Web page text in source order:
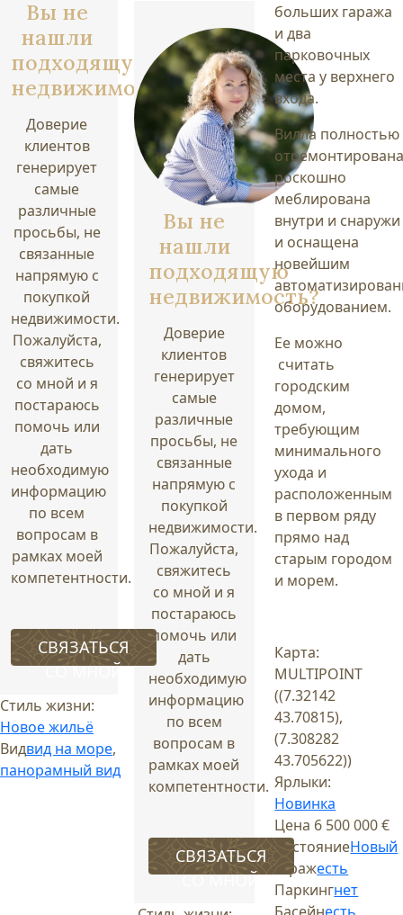
Вы не
нашли
подходящую
недвижимость?
Доверие
клиентов
генерирует
самые
различные
просьбы, не
связанные
напрямую с
покупкой
недвижимости.
Пожалуйста,
свяжитесь
со мной и я
постараюсь
помочь или
дать
необходимую
информацию
по всем
вопросам в
рамках моей
компетентности.
СВЯЗАТЬСЯ
СО МНОЙ
Стиль жизни:
Новое жильё
Видвид на море,
панорамный вид
Вы не
нашли
подходящую
недвижимость?
Доверие
клиентов
генерирует
самые
различные
просьбы, не
связанные
напрямую с
покупкой
недвижимости.
Пожалуйста,
свяжитесь
со мной и я
постараюсь
помочь или
дать
необходимую
информацию
по всем
вопросам в
рамках моей
компетентности.
СВЯЗАТЬСЯ
СО МНОЙ
больших гаража
и два
парковочных
места у верхнего
входа.
Вилла полностью
роскошно
меблирована
внутри и снаружи
и оснащена
новейшим
оборудованием.
Ее можно
считать
городским
домом,
требующим
минимального
ухода и
расположенным
в первом ряду
прямо над
старым городом
и морем.
Карта:
MULTIPOINT
((7.32142
43.70815),
(7.308282
43.705622))
Ярлыки:
Новинка
Цена 6 500 000 €
СостояниеНовый
Гаражесть
Паркингнет